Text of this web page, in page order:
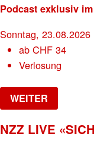
Podcast exklusiv
Sonntag, 23.08.2026
abCHF 34
Verlosung
WEITER
NZZ LIVE